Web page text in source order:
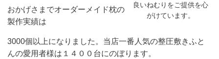
良いねむりをご提供を心
がけています。
おかげさまでオーダーメイド枕の
製作実績は
3000個以上になりました。当店一番人気の整圧敷きふと
んの愛用者様は１４００台にのぼります。